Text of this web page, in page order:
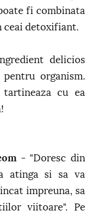
fi combinata
ceai detoxifiant.
delicios
organism.
tartineaza cu ea
- "Doresc din
atinga si sa va
impreuna, sa
viitoare". Pe